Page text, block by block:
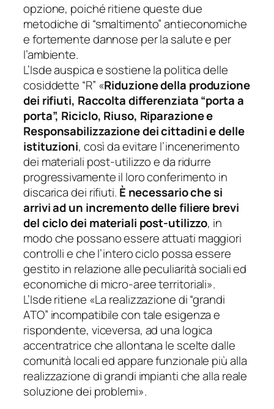
opzione, poiché ritiene queste due
metodiche di “smaltimento” antieconomiche
e fortemente dannose per la salute e per
l’ambiente.
L’Isde auspica e sostiene la politica delle
cosiddette “R” «Riduzione della produzione
dei rifiuti, Raccolta differenziata “porta a
porta”, Riciclo, Riuso, Riparazione e
Responsabilizzazione dei cittadini e delle
istituzioni, così da evitare l’incenerimento
dei materiali post-utilizzo e da ridurre
progressivamente il loro conferimento in
discarica dei rifiuti. È necessario che si
arrivi ad un incremento delle filiere brevi
del ciclo dei materiali post-utilizzo, in
modo che possano essere attuati maggiori
controlli e che l’intero ciclo possa essere
gestito in relazione alle peculiarità sociali ed
economiche di micro-aree territoriali».
L’Isde ritiene «La realizzazione di “grandi
ATO” incompatibile con tale esigenza e
rispondente, viceversa, ad una logica
accentratrice che allontana le scelte dalle
comunità locali ed appare funzionale più alla
realizzazione di grandi impianti che alla reale
soluzione dei problemi».